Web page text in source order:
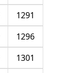
1291
1296
1301